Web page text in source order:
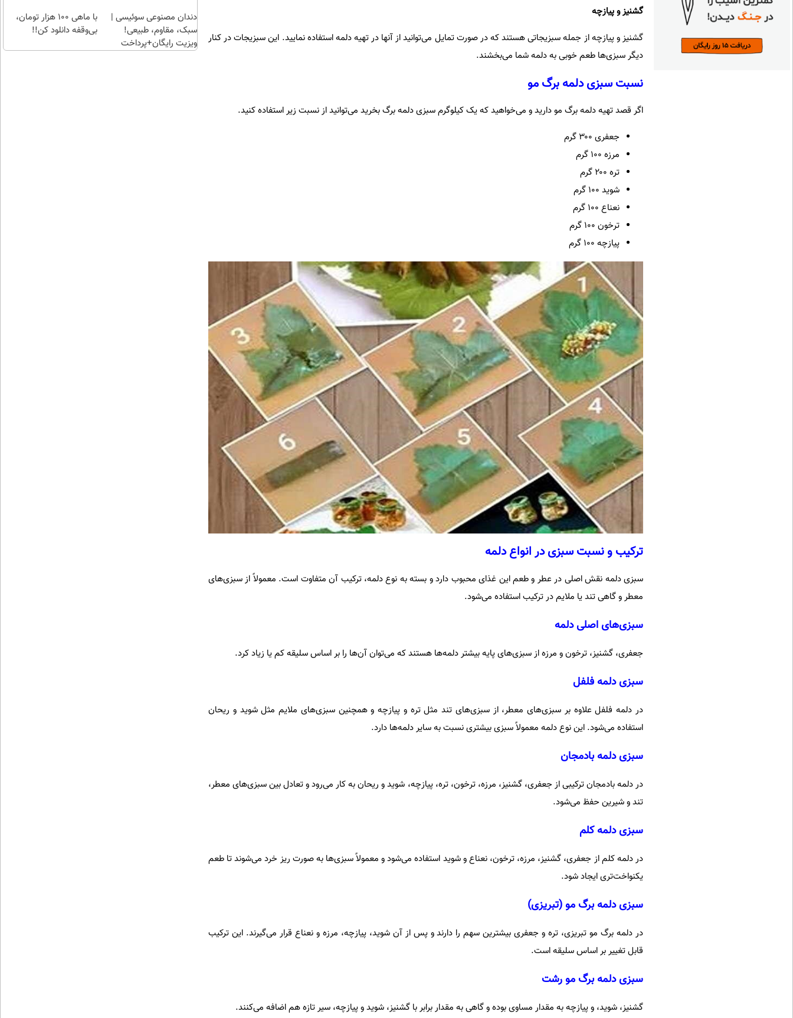
گشنیز و پیازچه
گشنیز و پیازچه از جمله سبزیجاتی هستند که در صورت تمایل می‌توانید از آنها در تهیه دلمه استفاده نمایید. این سبزیجات در کنار
دیگر سبزی‌ها طعم خوبی به دلمه شما می‌بخشند.
نسبت سبزی دلمه برگ مو
اگر قصد تهیه دلمه برگ مو دارید و می‌خواهید که یک کیلوگرم سبزی دلمه برگ بخرید می‌توانید از نسبت زیر استفاده کنید.
جعفری ۳۰۰ گرم
مرزه ۱۰۰ گرم
تره ۲۰۰ گرم
شوید ۱۰۰ گرم
نعناع ۱۰۰ گرم
ترخون ۱۰۰ گرم
پیازچه ۱۰۰ گرم
ترکیب و نسبت سبزی در انواع دلمه
سبزی دلمه نقش اصلی در عطر و طعم این غذای محبوب دارد و بسته به نوع دلمه، ترکیب آن متفاوت است. معمولاً از سبزی‌های
معطر و گاهی تند یا ملایم در ترکیب استفاده می‌شود.
سبزی‌های اصلی دلمه
جعفری، گشنیز، ترخون و مرزه از سبزی‌های پایه بیشتر دلمه‌ها هستند که می‌توان آن‌ها را بر اساس سلیقه کم یا زیاد کرد.
سبزی دلمه فلفل
در دلمه فلفل علاوه بر سبزی‌های معطر، از سبزی‌های تند مثل تره و پیازچه و همچنین سبزی‌های ملایم مثل شوید و ریحان
استفاده می‌شود. این نوع دلمه معمولاً سبزی بیشتری نسبت به سایر دلمه‌ها دارد.
سبزی دلمه بادمجان
در دلمه بادمجان ترکیبی از جعفری، گشنیز، مرزه، ترخون، تره، پیازچه، شوید و ریحان به کار می‌رود و تعادل بین سبزی‌های معطر،
تند و شیرین حفظ می‌شود.
سبزی دلمه کلم
در دلمه کلم از جعفری، گشنیز، مرزه، ترخون، نعناع و شوید استفاده می‌شود و معمولاً سبزی‌ها به صورت ریز خرد می‌شوند تا طعم
یکنواخت‌تری ایجاد شود.
سبزی دلمه برگ مو (تبریزی)
در دلمه برگ مو تبریزی، تره و جعفری بیشترین سهم را دارند و پس از آن شوید، پیازچه، مرزه و نعناع قرار می‌گیرند. این ترکیب
قابل تغییر بر اساس سلیقه است.
سبزی دلمه برگ مو رشت
گشنیز، شوید، و پیازچه به مقدار مساوی بوده و گاهی به مقدار برابر با گشنیز، شوید و پیازچه، سیر تازه هم اضافه می‌کنند.
دندان مصنوعی سوئیسی |
سبک، مقاوم، طبیعی!
ویزیت رایگان+پرداخت
با ماهی 100 هزار تومان،
بی‌وقفه دانلود کن!!